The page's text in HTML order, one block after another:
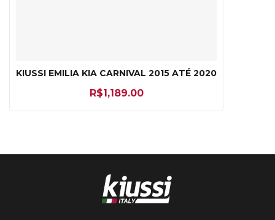
KIUSSI EMILIA KIA CARNIVAL 2015 ATÉ 2020
R$1,189.00